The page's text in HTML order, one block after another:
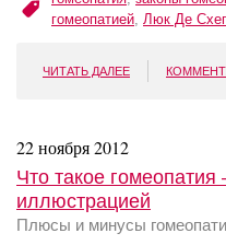
гомеопатией, Люк Де
ЧИТАТЬ ДАЛЕЕ
22 ноября 2012
Что такое
иллюстрацией
Плюсы и минусы